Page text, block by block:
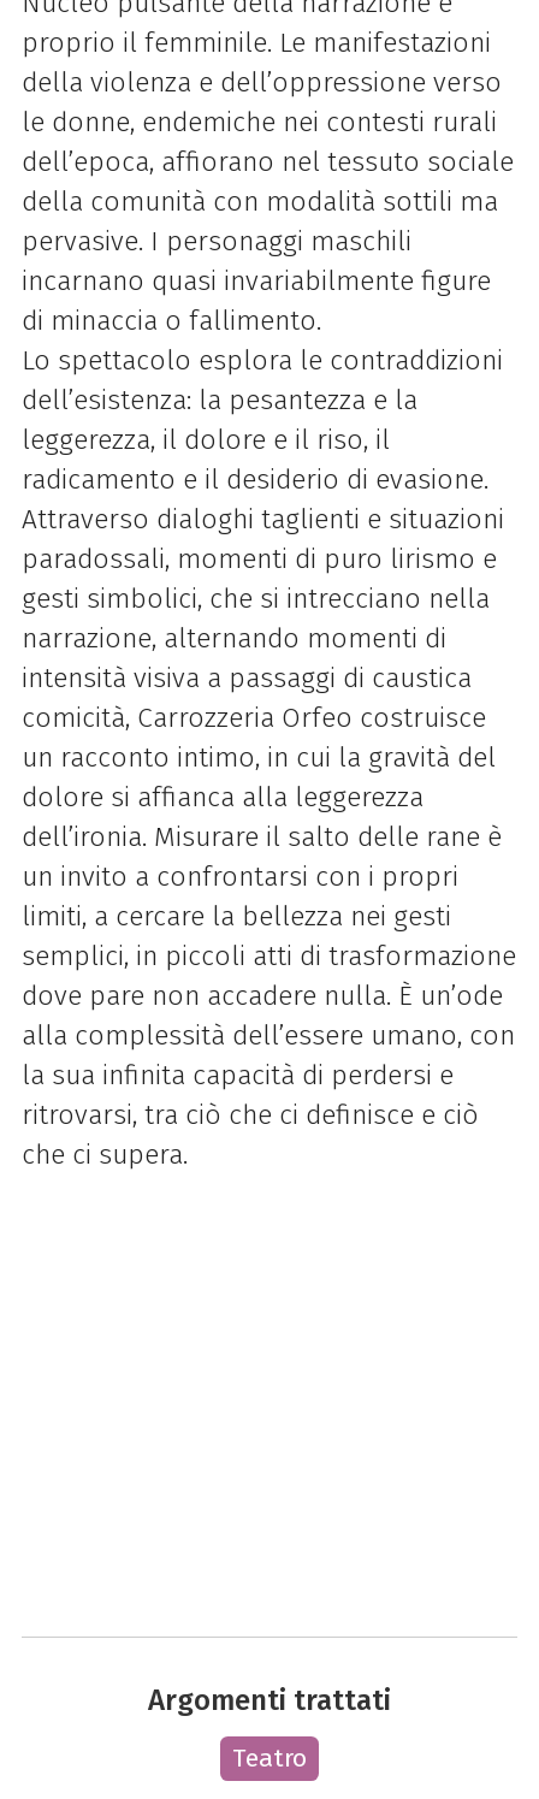
proprio il femminile. Le manifestazioni
della violenza e dell’oppressione verso
le donne, endemiche nei contesti rurali
dell’epoca, affiorano nel tessuto sociale
della comunità con modalità sottili ma
pervasive. I personaggi maschili
incarnano quasi invariabilmente figure
di minaccia o fallimento.
Lo spettacolo esplora le contraddizioni
dell’esistenza: la pesantezza e la
leggerezza, il dolore e il riso, il
radicamento e il desiderio di evasione.
Attraverso dialoghi taglienti e situazioni
paradossali, momenti di puro lirismo e
gesti simbolici, che si intrecciano nella
narrazione, alternando momenti di
intensità visiva a passaggi di caustica
comicità, Carrozzeria Orfeo costruisce
un racconto intimo, in cui la gravità del
dolore si affianca alla leggerezza
dell’ironia. Misurare il salto delle rane è
un invito a confrontarsi con i propri
limiti, a cercare la bellezza nei gesti
semplici, in piccoli atti di trasformazione
dove pare non accadere nulla. È un’ode
alla complessità dell’essere umano, con
la sua infinita capacità di perdersi e
ritrovarsi, tra ciò che ci definisce e ciò
che ci supera.
Argomenti trattati
Teatro